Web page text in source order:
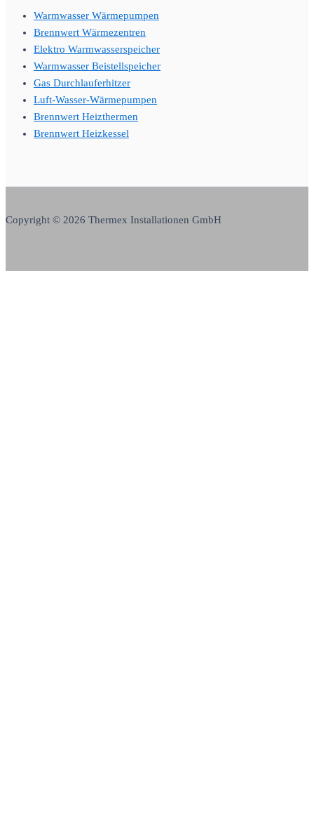
Warmwasser Wärmepumpen
Brennwert Wärmezentren
Elektro Warmwasserspeicher
Warmwasser Beistellspeicher
Gas Durchlauferhitzer
Luft-Wasser-Wärmepumpen
Brennwert Heizthermen
Brennwert Heizkessel
Copyright © 2026 Thermex Installationen GmbH